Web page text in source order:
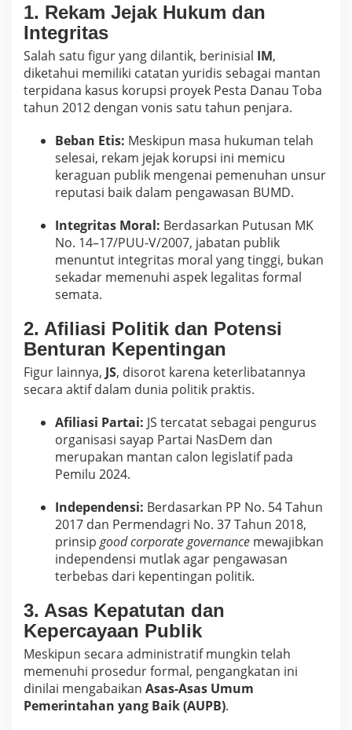
1. Rekam Jejak Hukum dan
Integritas
Salah satu figur yang dilantik, berinisial IM,
diketahui memiliki catatan yuridis sebagai mantan
terpidana kasus korupsi proyek Pesta Danau Toba
tahun 2012 dengan vonis satu tahun penjara.
Beban Etis: Meskipun masa hukuman telah
selesai, rekam jejak korupsi ini memicu
keraguan publik mengenai pemenuhan unsur
reputasi baik dalam pengawasan BUMD.
Integritas Moral: Berdasarkan Putusan MK
No. 14–17/PUU-V/2007, jabatan publik
menuntut integritas moral yang tinggi, bukan
sekadar memenuhi aspek legalitas formal
semata.
2. Afiliasi Politik dan Potensi
Benturan Kepentingan
Figur lainnya, JS, disorot karena keterlibatannya
secara aktif dalam dunia politik praktis.
Afiliasi Partai: JS tercatat sebagai pengurus
organisasi sayap Partai NasDem dan
merupakan mantan calon legislatif pada
Pemilu 2024.
Independensi: Berdasarkan PP No. 54 Tahun
2017 dan Permendagri No. 37 Tahun 2018,
prinsip good corporate governance mewajibkan
independensi mutlak agar pengawasan
terbebas dari kepentingan politik.
3. Asas Kepatutan dan
Kepercayaan Publik
Meskipun secara administratif mungkin telah
memenuhi prosedur formal, pengangkatan ini
dinilai mengabaikan Asas-Asas Umum
Pemerintahan yang Baik (AUPB).